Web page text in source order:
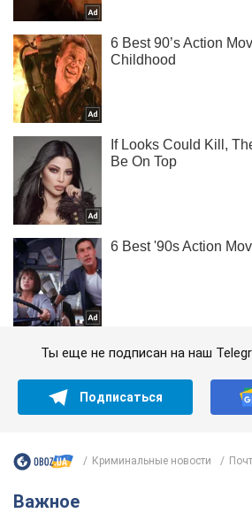
Ты еще не подписан на наш
Подписаться
Криминальные новости
Важное